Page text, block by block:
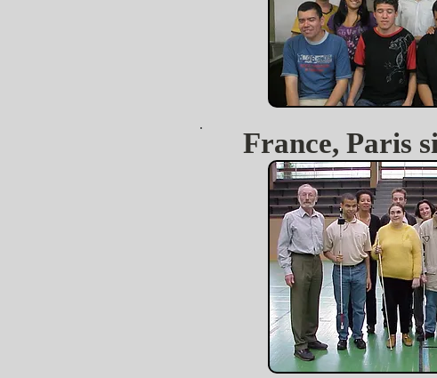
France, Paris